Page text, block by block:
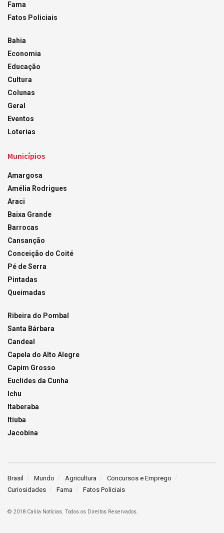
Fama
Fatos Policiais
Bahia
Economia
Educação
Cultura
Colunas
Geral
Eventos
Loterias
Municípios
Amargosa
Amélia Rodrigues
Araci
Baixa Grande
Barrocas
Cansanção
Conceição do Coité
Pé de Serra
Pintadas
Queimadas
Ribeira do Pombal
Santa Bárbara
Candeal
Capela do Alto Alegre
Capim Grosso
Euclides da Cunha
Ichu
Itaberaba
Itiuba
Jacobina
Brasil Mundo Agricultura
Concursos e Emprego
Curiosidades
Fama Fatos Policiais
© 2018 Calila Notícias. Todos os Direitos Reservados.